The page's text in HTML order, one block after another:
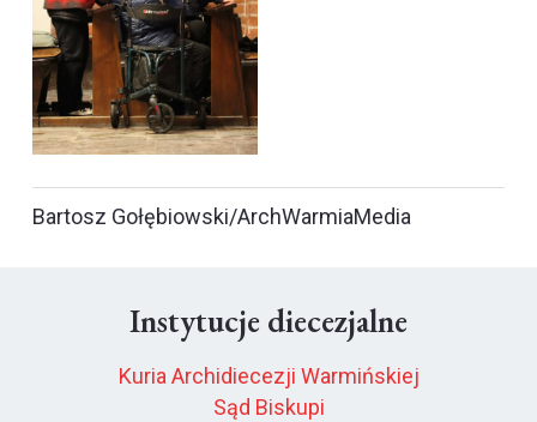
Bartosz Gołębiowski/ArchWarmiaMedia
Instytucje diecezjalne
Kuria Archidiecezji Warmińskiej
Sąd Biskupi